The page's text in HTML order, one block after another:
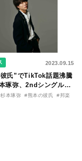
2023.09.15
氏”でTikTok話題沸騰
琢弥、2ndシングル
it leap／Illusion」
本琢弥 #熊本の彼氏 #邦楽